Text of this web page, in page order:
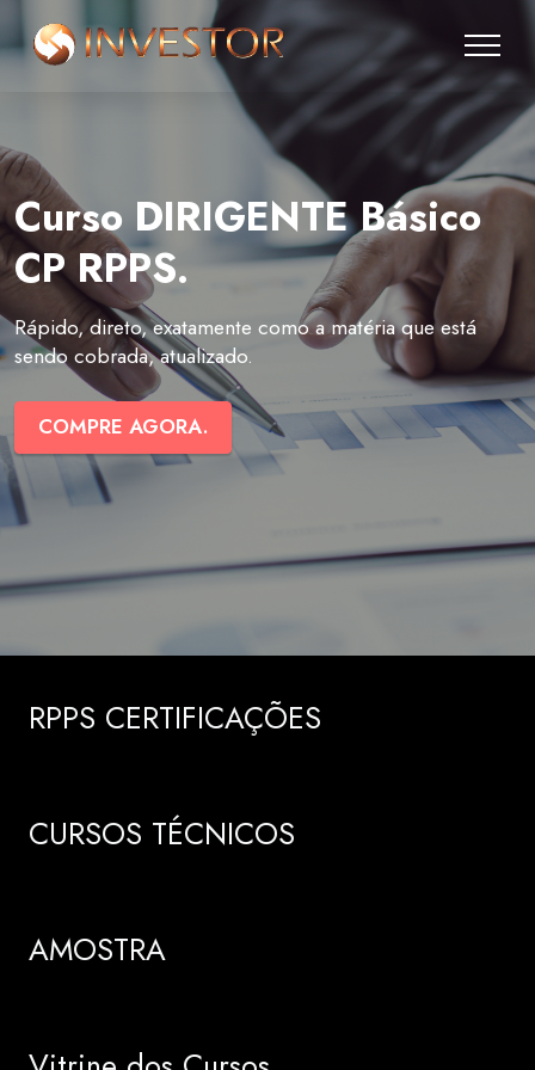
Curso DIRIGENTE Básico
CP RPPS.
Rápido, direto, exatamente como a matéria que está
sendo cobrada, atualizado.
COMPRE AGORA.
RPPS CERTIFICAÇÕES
CURSOS TÉCNICOS
AMOSTRA